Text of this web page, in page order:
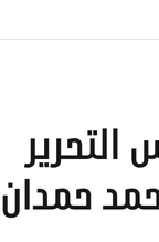
العلمي بمؤتمر